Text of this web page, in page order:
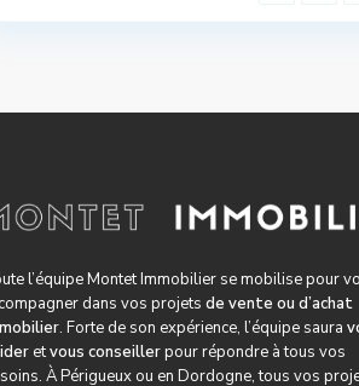
l’équipe Montet Immobilier se mobilise pour
dans vos projets de vente ou d’achat
. Forte de son expérience, l’équipe saura
etvous conseillerpour répondre à tous vos
À Périgueux ou en Dordogne, tous vos